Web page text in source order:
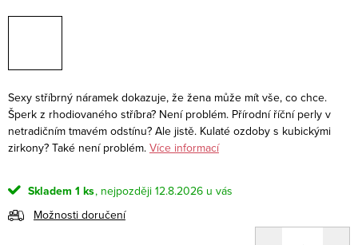
Sexy stříbrný náramek dokazuje, že žena může mít vše, co chce.
Šperk z rhodiovaného stříbra? Není problém. Přírodní říční perly v
netradičním tmavém odstínu? Ale jistě. Kulaté ozdoby s kubickými
zirkony? Také není problém. Více informací
Skladem 1 ks
12.8.2026
Možnosti doručení